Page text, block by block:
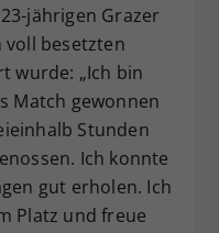
jährigen Grazer
voll besetzten
wurde: „Ich bin
Match gewonnen
Stunden
Ich konnte
gut erholen. Ich
Platz und freue